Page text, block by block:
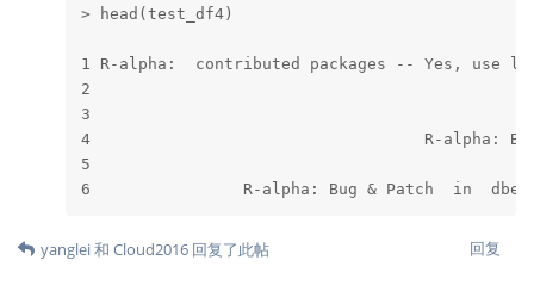
> head(test_df4)
1 R-alpha:  contributed packages -- Yes,
2                                                   R-
3                                               R-alpha:
4                                   R-alpha: Be nice
5                                               R-
6                R-alpha: Bug & Patch  in
回复
yanglei和 Cloud2016 回复了此帖